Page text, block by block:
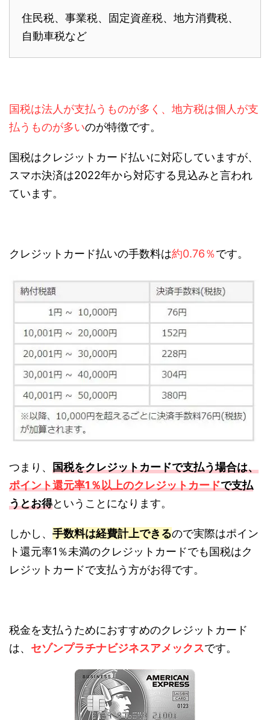
住民税、事業税、固定資産税、地方消費税、
自動車税など
国税は法人が支払うものが多く、地方税は個人が支
払うものが多いのが特徴です。
国税はクレジットカード払いに対応していますが、
スマホ決済は2022年から対応する見込みと言われ
ています。
クレジットカード払いの手数料は約0.76％です。
つまり、 国税をクレジットカードで支払う場合は、
ポイント還元率1％以上のクレジットカードで支払
うとお得ということになります。
しかし、 手数料は経費計上できるので実際はポイン
ト還元率1％未満のクレジットカードでも国税はク
レジットカードで支払う方がお得です。
税金を支払うためにおすすめのクレジットカード
は、 セゾンプラチナビジネスアメックスです。